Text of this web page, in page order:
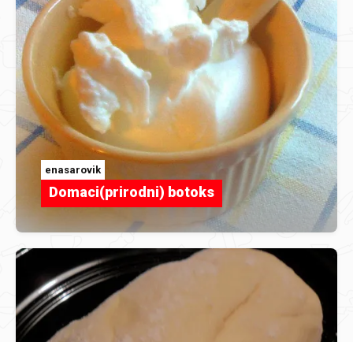
enasarovik
Domaci(prirodni) botoks